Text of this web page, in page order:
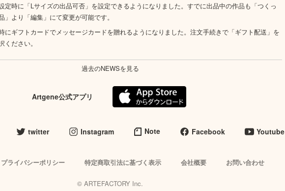
定時に「Lサイズの出品可否」を設定できるようになりました。すでに出品中の作品も「つくっ
」より「編集」にて変更が可能です。
にギフトカードでメッセージカードを贈れるようになりました。注文手続きで「ギフト配送」を
ください。
過去のNEWSを見る
Artgene公式アプリ
twitter Instagram Note Facebook Youtube
プライバシーポリシー 特定商取引法に基づく表示 会社概要 お問い合わせ
© ARTEFACTORY Inc.